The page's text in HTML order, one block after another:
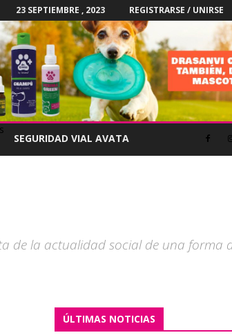
23 SEPTIEMBRE , 2023 REGISTRARSE / UNIRSE
SEGURIDAD VIAL AVATA
de la actualidad social de una forma
ÚLTIMAS NOTICIAS